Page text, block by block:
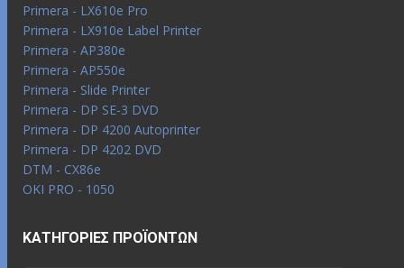
Primera - LX610e Pro
Primera - LX910e Label Printer
Primera - AP380e
Primera - AP550e
Primera - Slide Printer
Primera - DP SE-3 DVD
Primera - DP 4200 Autoprinter
Primera - DP 4202 DVD
DTM - CX86e
OKI PRO - 1050
ΚΑΤΗΓΟΡΊΕΣ ΠΡΟΪΌΝΤΩΝ